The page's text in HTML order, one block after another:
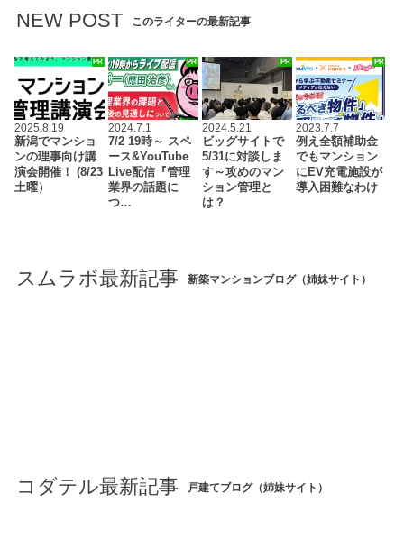
NEW POST このライターの最新記事
PR
2025.8.19
新潟でマンショ
ンの理事向け講
演会開催！ (8/23
土曜）
PR
2024.7.1
7/2 19時～ スペ
ース&YouTube
Live配信『管理
業界の話題に
つ…
PR
2024.5.21
ビッグサイトで
5/31に対談しま
す～攻めのマン
ション管理と
は？
PR
2023.7.7
例え全額補助金
でもマンション
にEV充電施設が
導入困難なわけ
スムラボ最新記事 新築マンションブログ（姉妹サイト）
コダテル最新記事 戸建てブログ（姉妹サイト）